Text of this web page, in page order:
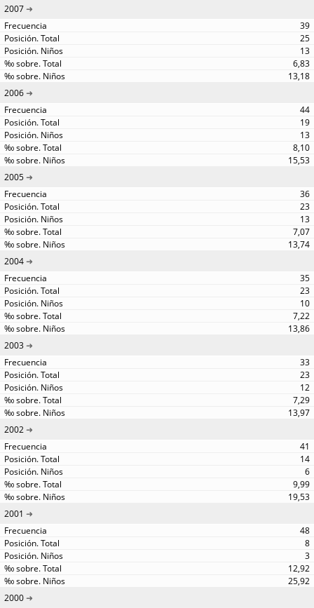
2007
39
25
13
6,83
13,18
2006
44
19
13
8,10
15,53
2005
36
23
13
7,07
13,74
2004
35
23
10
7,22
13,86
2003
33
23
12
7,29
13,97
2002
41
14
6
9,99
19,53
2001
48
8
3
12,92
25,92
2000